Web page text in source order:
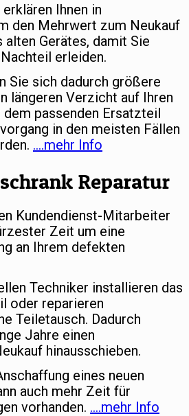
Ihnen in
den Mehrwert zum Neukauf
alten Gerätes, damit Sie
erleiden.
Sie sich dadurch größere
längeren Verzicht auf Ihren
passenden Ersatzteil
in den meisten Fällen
….mehr Info
Reparatur
Kundendienst-Mitarbeiter
Zeit um eine
an Ihrem defekten
Techniker installieren das
oder reparieren
Teiletausch. Dadurch
Jahre einen
hinausschieben.
eines neuen
auch mehr Zeit für
vorhanden. ….mehr Info